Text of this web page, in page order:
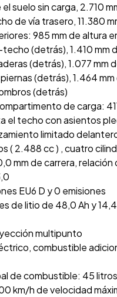
suelo sin carga, 2.710
de vía trasero, 11.380
985 mm de altura
(detrás), 1.410 mm
(detrás), 1.077 mm
(detrás), 1.464
(detrás)
de carga:
el techo con asientos
limitado
( 2.488 cc ) , cuatro
mm de carrera,
EU6 D y 0 emisiones
de litio de 48,0 Ah y
multipunto
combustible
de combustible: 45 litros
km/h de velocidad